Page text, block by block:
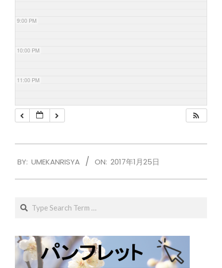
9:00 PM
10:00 PM
11:00 PM
01-
BY: UMEKANRISYA ON: 2017年1月25日
Search